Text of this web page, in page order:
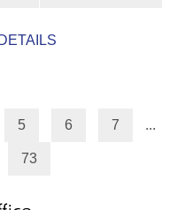
5 6 7 ...
73